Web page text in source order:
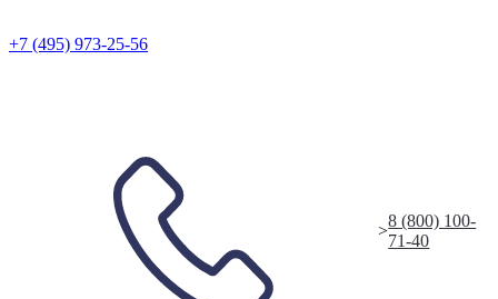
+7 (495) 973-25-56
>
8 (800) 100-
71-40